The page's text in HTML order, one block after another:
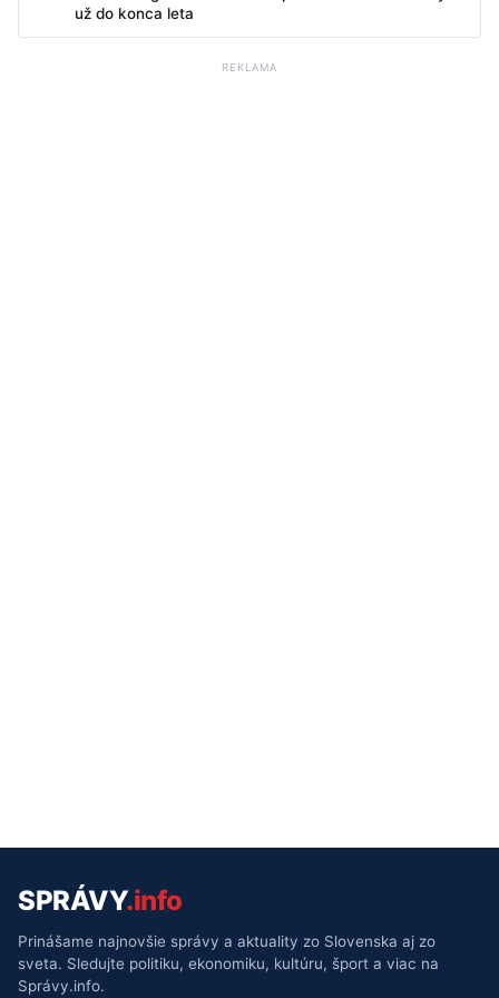
už do konca leta
REKLAMA
SPRÁVY.info
Prinášame najnovšie správy a aktuality zo Slovenska aj zo
sveta. Sledujte politiku, ekonomiku, kultúru, šport a viac na
Správy.info.